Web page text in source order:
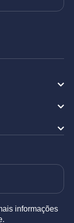
informações